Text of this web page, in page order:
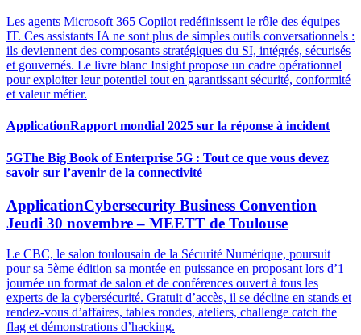
Les agents Microsoft 365 Copilot redéfinissent le rôle des équipes
IT. Ces assistants IA ne sont plus de simples outils conversationnels :
ils deviennent des composants stratégiques du SI, intégrés, sécurisés
et gouvernés. Le livre blanc Insight propose un cadre opérationnel
pour exploiter leur potentiel tout en garantissant sécurité, conformité
et valeur métier.
ApplicationRapport mondial 2025 sur la réponse à incident
5GThe Big Book of Enterprise 5G : Tout ce que vous devez
savoir sur l’avenir de la connectivité
ApplicationCybersecurity Business Convention
Jeudi 30 novembre – MEETT de Toulouse
Le CBC, le salon toulousain de la Sécurité Numérique, poursuit
pour sa 5ème édition sa montée en puissance en proposant lors d’1
journée un format de salon et de conférences ouvert à tous les
experts de la cybersécurité. Gratuit d’accès, il se décline en stands et
rendez-vous d’affaires, tables rondes, ateliers, challenge catch the
flag et démonstrations d’hacking.